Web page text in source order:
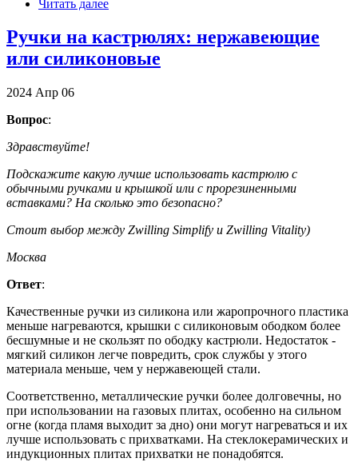
Читать далее
Ручки на кастрюлях: нержавеющие
или силиконовые
2024 Апр 06
Вопрос:
Здравствуйте!
Подскажите какую лучше использовать кастрюлю с
обычными ручками и крышкой или с прорезиненными
вставками? На сколько это безопасно?
Стоит выбор между Zwilling Simplify и Zwilling Vitality)
Москва
Ответ:
Качественные ручки из силикона или жаропрочного пластика
меньше нагреваются, крышки с силиконовым ободком более
бесшумные и не скользят по ободку кастрюли. Недостаток -
мягкий силикон легче повредить, срок службы у этого
материала меньше, чем у нержавеющей стали.
Соответственно, металлические ручки более долговечны, но
при использовании на газовых плитах, особенно на сильном
огне (когда пламя выходит за дно) они могут нагреваться и их
лучше использовать с прихватками. На стеклокерамических и
индукционных плитах прихватки не понадобятся.